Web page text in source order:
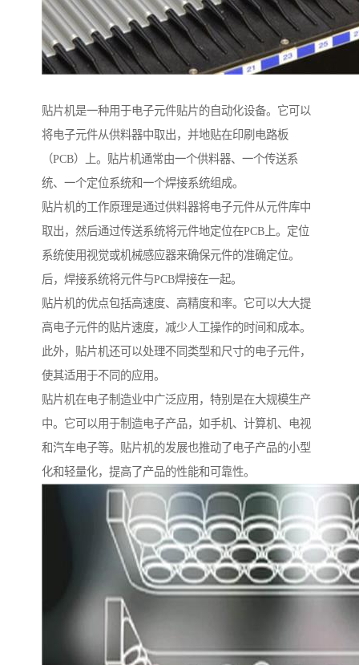
贴片机是一种用于电子元件贴片的自动化设备。它可以
将电子元件从供料器中取出，并地贴在印刷电路板
（PCB）上。贴片机通常由一个供料器、一个传送系
统、一个定位系统和一个焊接系统组成。
贴片机的工作原理是通过供料器将电子元件从元件库中
取出，然后通过传送系统将元件地定位在PCB上。定位
系统使用视觉或机械感应器来确保元件的准确定位。
后，焊接系统将元件与PCB焊接在一起。
贴片机的优点包括高速度、高精度和率。它可以大大提
高电子元件的贴片速度，减少人工操作的时间和成本。
此外，贴片机还可以处理不同类型和尺寸的电子元件，
使其适用于不同的应用。
贴片机在电子制造业中广泛应用，特别是在大规模生产
中。它可以用于制造电子产品，如手机、计算机、电视
和汽车电子等。贴片机的发展也推动了电子产品的小型
化和轻量化，提高了产品的性能和可靠性。